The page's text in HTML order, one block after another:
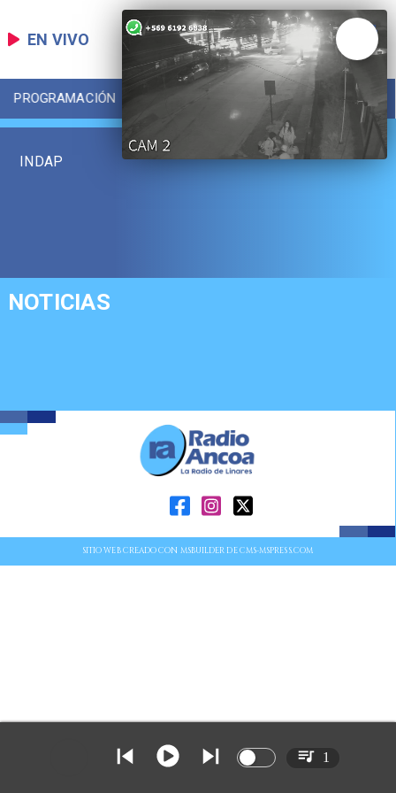
EN VIVO
PROGRAMACIÓN DEPORTES
INDAP
NOTICIAS
SITIO WEB CREADO CON MSBUILDER DE CMS-MSPRESS.COM
1